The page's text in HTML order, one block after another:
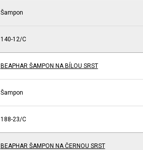
Šampon
140-12/C
BEAPHAR ŠAMPON NA BÍLOU SRST
Šampon
188-23/C
BEAPHAR ŠAMPON NA ČERNOU SRST